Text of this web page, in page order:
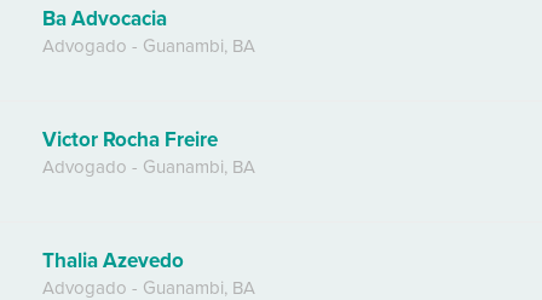
Ba Advocacia
Advogado - Guanambi, BA
Victor Rocha Freire
Advogado - Guanambi, BA
Thalia Azevedo
Advogado - Guanambi, BA